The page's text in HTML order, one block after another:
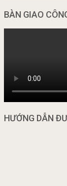
BÀN GIAO
HƯỚNG DẪN